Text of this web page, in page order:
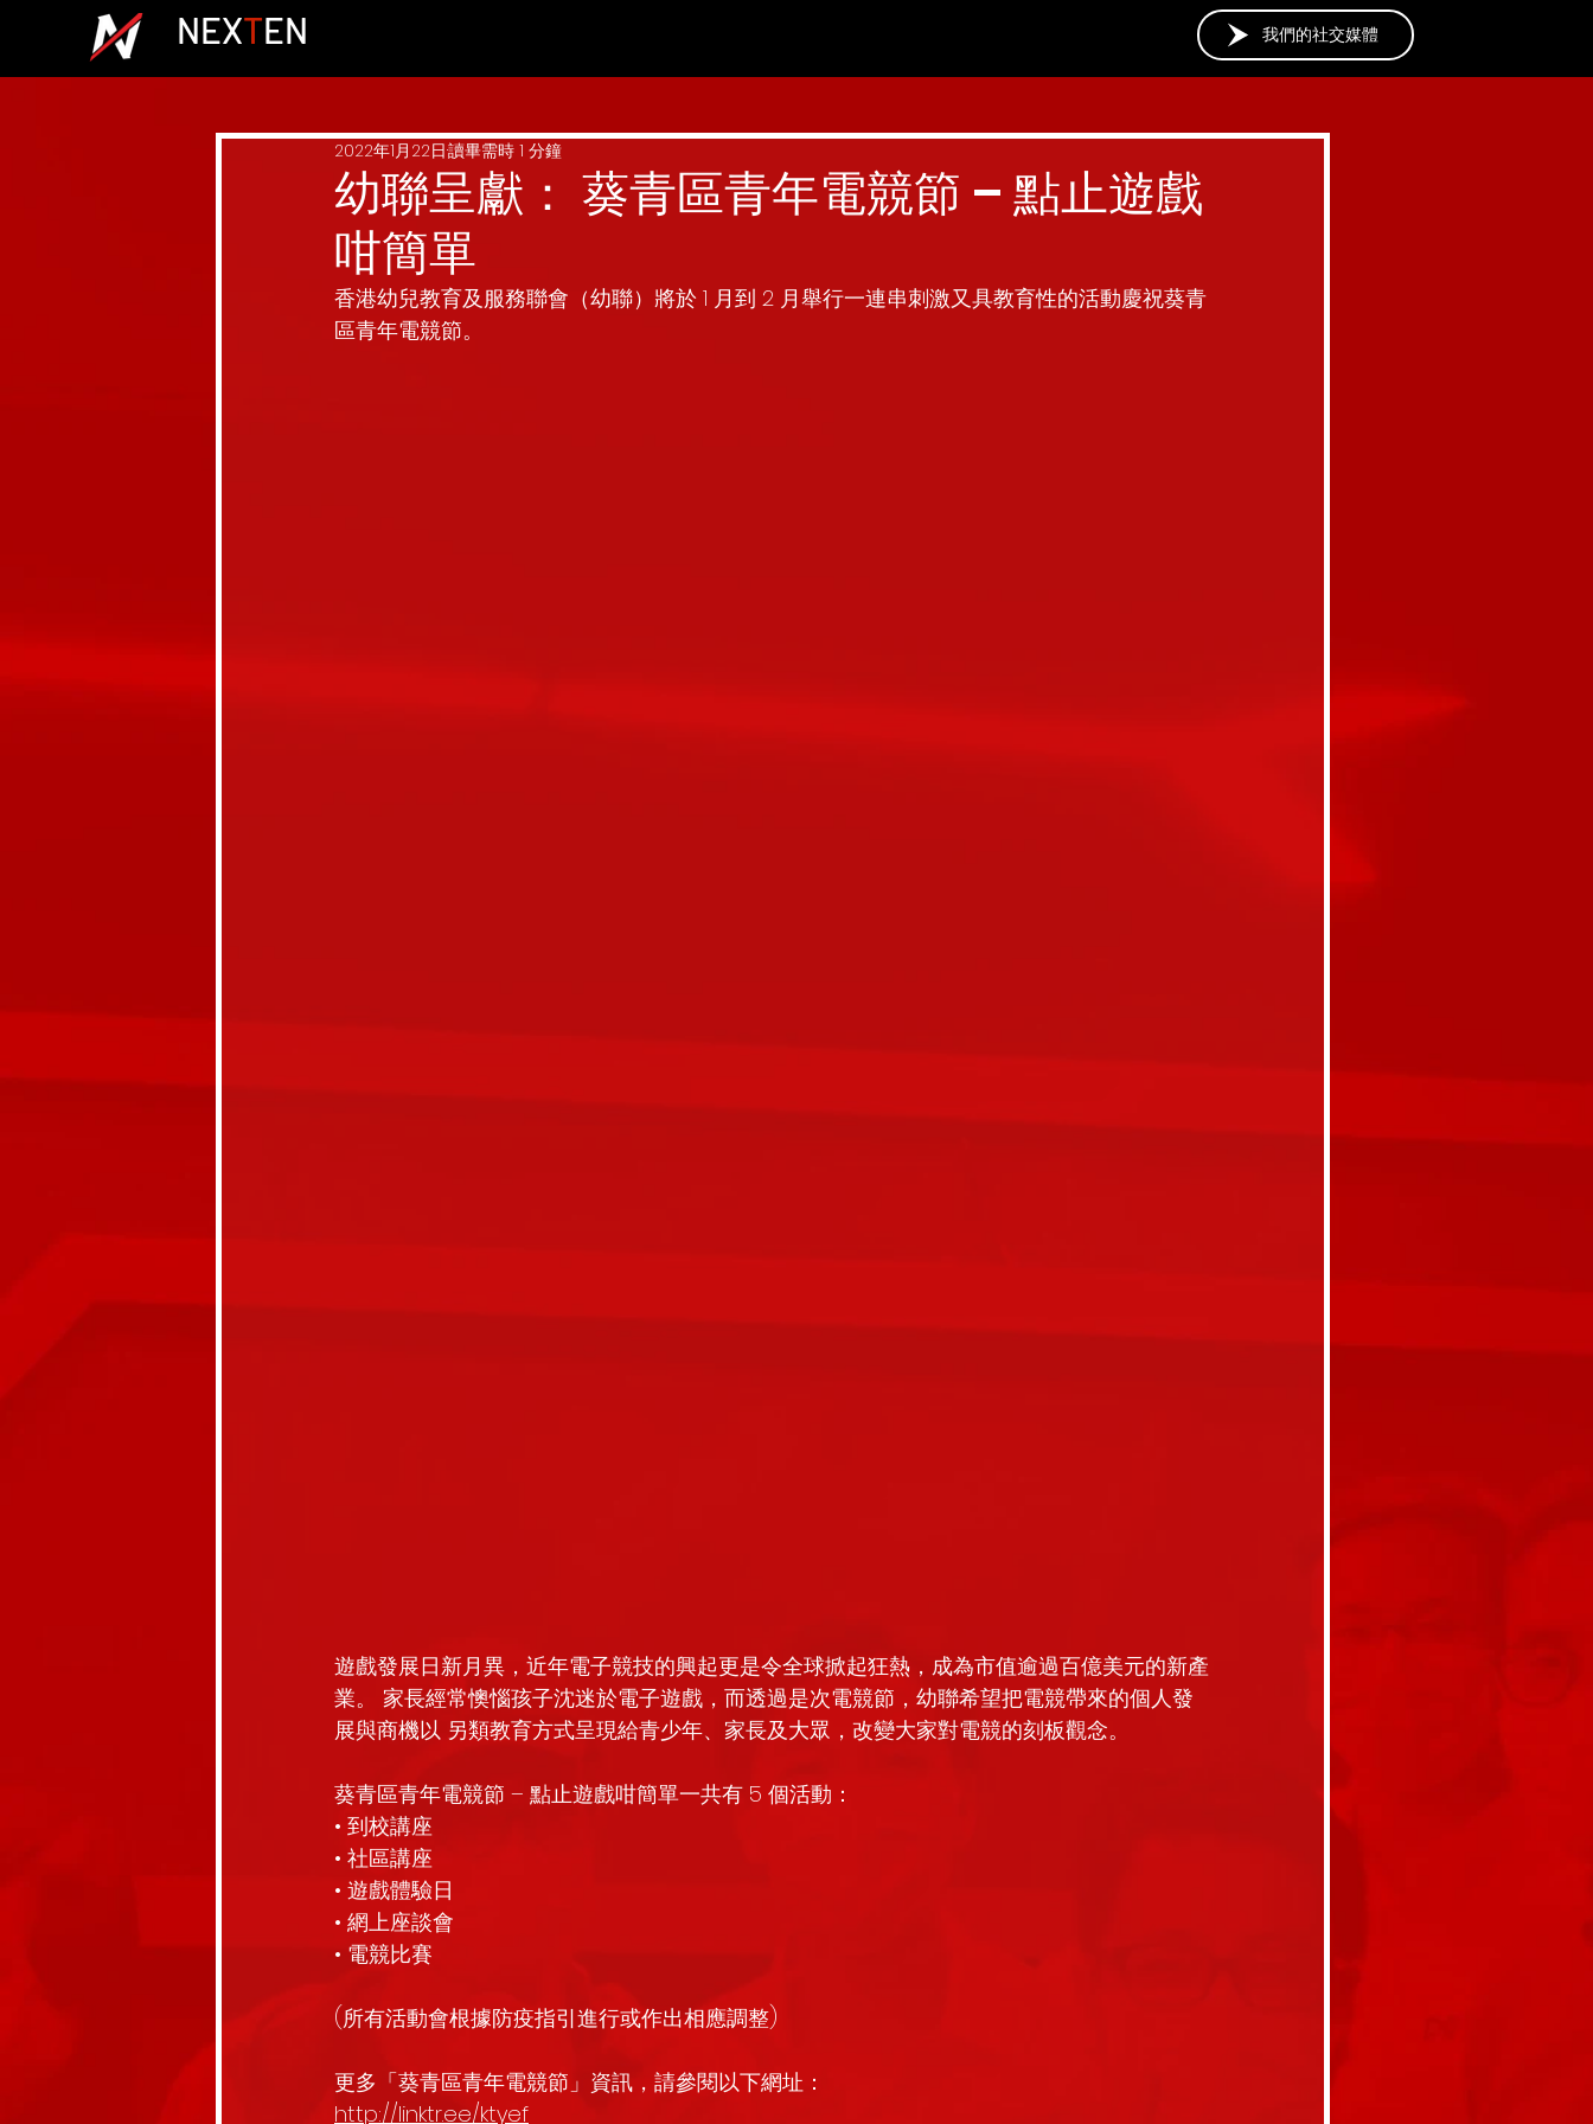
幼聯呈獻： 葵青區青年電競節 – 點止遊戲
咁簡單
2022年1月22日讀畢需時 1 分鐘
香港幼兒教育及服務聯會（幼聯）將於 1 月到 2 月舉行一連串刺激又具教育性的活動慶祝葵青
區青年電競節。
遊戲發展日新月異，近年電子競技的興起更是令全球掀起狂熱，成為市值逾過百億美元的新產
業。 家長經常懊惱孩子沈迷於電子遊戲，而透過是次電競節，幼聯希望把電競帶來的個人發
展與商機以 另類教育方式呈現給青少年、家長及大眾，改變大家對電競的刻板觀念。
葵青區青年電競節 – 點止遊戲咁簡單一共有 5 個活動：
• 到校講座
• 社區講座
• 遊戲體驗日
• 網上座談會
• 電競比賽
(所有活動會根據防疫指引進行或作出相應調整)
更多「葵青區青年電競節」資訊，請參閱以下網址：
http://linktr.ee/ktyef
NEXTEN 我們的社交媒體